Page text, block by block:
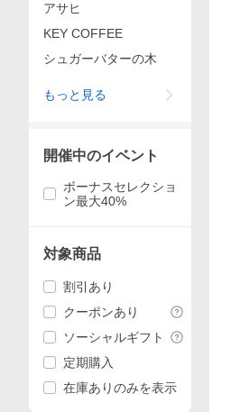
アサヒ
KEY COFFEE
シュガーバターの木
もっと見る
開催中のイベント
ボーナスセレクショ
ン最大40%
対象商品
割引あり
クーポンあり
ソーシャルギフト
定期購入
在庫ありのみを表示